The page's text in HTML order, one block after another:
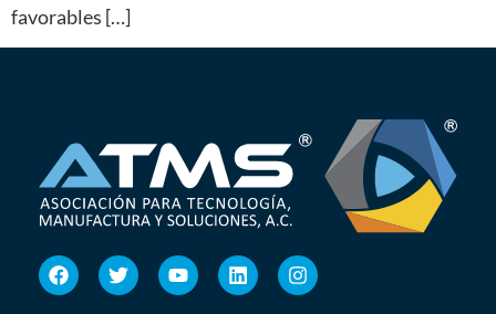
favorables […]